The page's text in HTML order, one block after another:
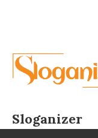
Sloganizer